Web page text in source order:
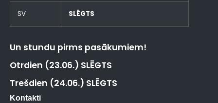
SV SLĒGTS
Un stundu pirms pasākumiem!
Otrdien (23.06.) SLĒGTS
Trešdien (24.06.) SLĒGTS
Kontakti